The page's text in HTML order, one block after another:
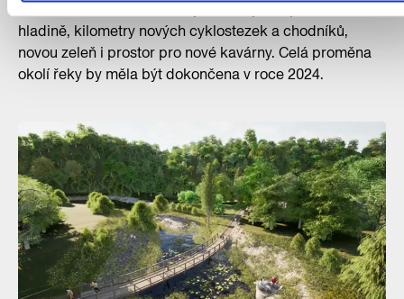
mohou těšit na moderní náplavku s přístupem k vodní
hladině, kilometry nových cyklostezek a chodníků,
novou zeleň i prostor pro nové kavárny. Celá proměna
okolí řeky by měla být dokončena v roce 2024.